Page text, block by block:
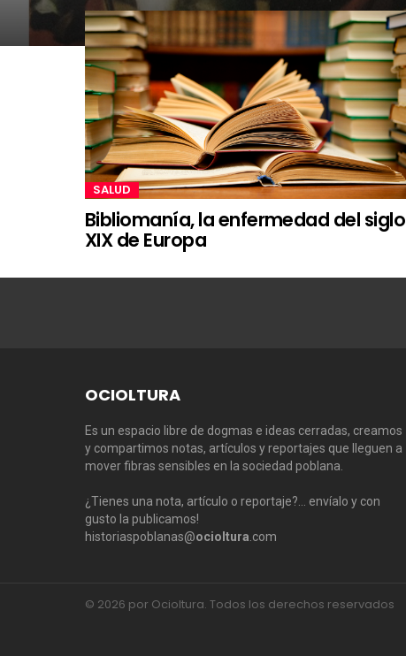
SALUD
Bibliomanía, la enfermedad del siglo
XIX de Europa
OCIOLTURA
Es un espacio libre de dogmas e ideas cerradas, creamos
y compartimos notas, artículos y reportajes que lleguen a
mover fibras sensibles en la sociedad poblana.
¿Tienes una nota, artículo o reportaje?… envíalo y con
gusto la publicamos!
historiaspoblanas@ocioltura .com
© 2026 por Ocioltura. Todos los derechos reservados